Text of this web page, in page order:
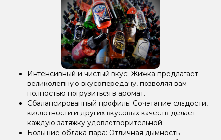
Интенсивный и чистый вкус: Жижка предлагает
великолепную вкусопередачу, позволяя вам
полностью погрузиться в аромат.
Сбалансированный профиль: Сочетание сладости,
кислотности и других вкусовых качеств делает
каждую затяжку удовлетворительной.
Большие облака пара: Отличная дымность